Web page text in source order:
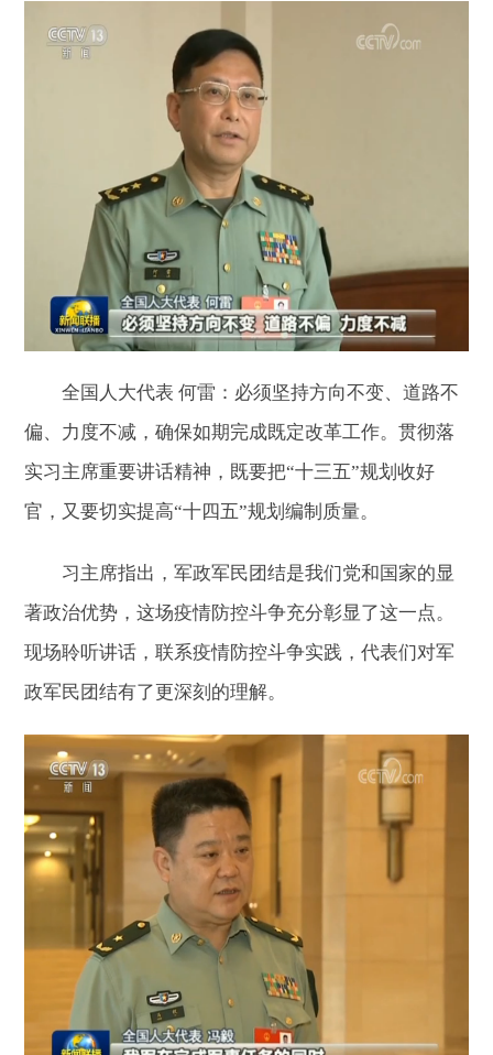
全国人大代表 何雷：必须坚持方向不变、道路不
偏、力度不减，确保如期完成既定改革工作。贯彻落
实习主席重要讲话精神，既要把“十三五”规划收好
官，又要切实提高“十四五”规划编制质量。
习主席指出，军政军民团结是我们党和国家的显
著政治优势，这场疫情防控斗争充分彰显了这一点。
现场聆听讲话，联系疫情防控斗争实践，代表们对军
政军民团结有了更深刻的理解。